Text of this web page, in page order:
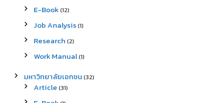
E-Book(12)
Job Analysis(1)
Research (2)
Work Manual(1)
มหาวิทยาลัยเอกชน (32)
Article (31)